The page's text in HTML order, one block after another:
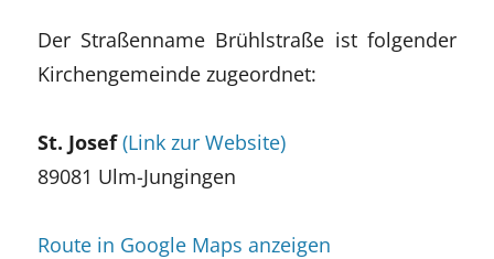
Der Straßenname Brühlstraße ist folgender
Kirchengemeinde zugeordnet:
St. Josef(Link zur Website)
89081 Ulm-Jungingen
Route in Google Maps anzeigen